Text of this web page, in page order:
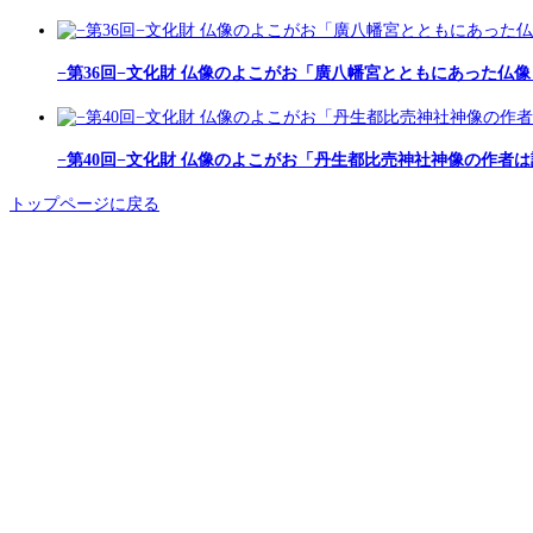
−第36回−文化財 仏像のよこがお「廣八幡宮とともにあった仏
−第40回−文化財 仏像のよこがお「丹生都比売神社神像の作者
トップページに戻る